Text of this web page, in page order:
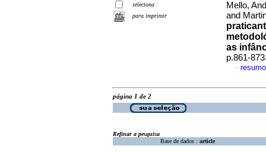
seleciona
para imprimir
Mello,
and
as
p.861-
·
página 1 de 2
Refinar a pesquisa
Base de dados : article